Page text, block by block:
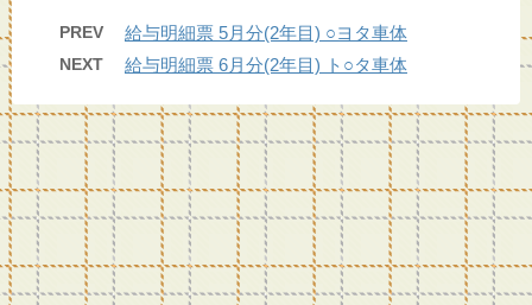
PREV 給与明細票 5月分(2年目) ○ヨタ車体
NEXT 給与明細票 6月分(2年目) ト○タ車体